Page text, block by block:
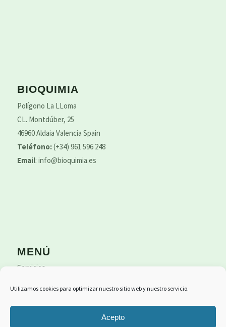
Utilizamos cookies para optimizar nuestro sitio web y nuestro servicio.
Acepto
BIOQUIMIA
Polígono La LLoma
CL. Montdúber, 25
46960 Aldaia Valencia Spain
Teléfono:(+34) 961 596 248
Email: info@bioquimia.es
MENÚ
Servicios
Proyectos